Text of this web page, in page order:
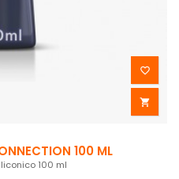


100 ML
100 ml